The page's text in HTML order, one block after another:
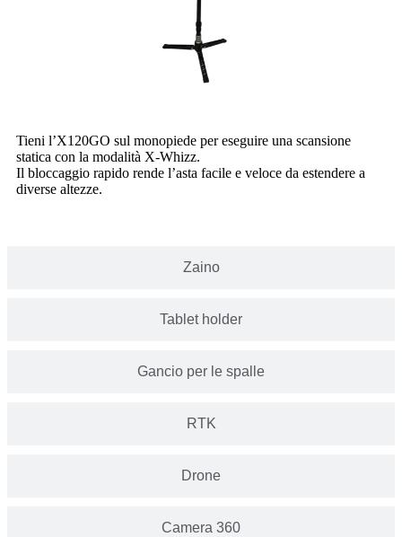
Zaino
Tablet holder
Gancio per le spalle
RTK
Drone
Camera 360
Tieni l’X120GO sul monopiede per eseguire una scansione
statica con la modalità X-Whizz.
Il bloccaggio rapido rende l’asta facile e veloce da estendere a
diverse altezze.